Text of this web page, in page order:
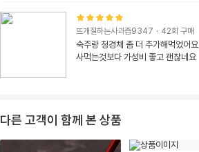
맛나게 먹었어요
재주문 하러갑니다
뜨개질하는사과즙9347 · 42회 구매
숙주랑 청경채 좀 더 추가해먹었어요
사먹는것보다 가성비 좋고 괜찮네요
다른 고객이 함께 본 상품